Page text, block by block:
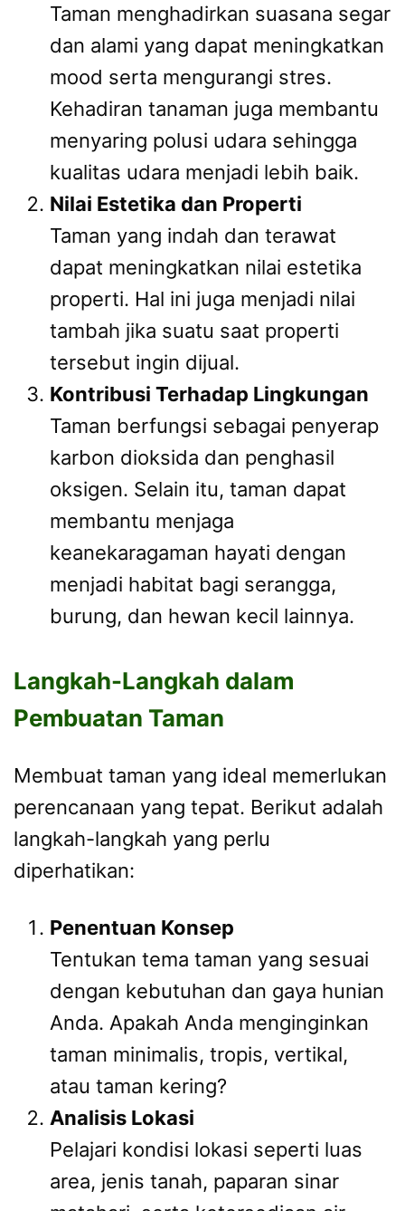
Taman menghadirkan suasana segar
dan alami yang dapat meningkatkan
mood serta mengurangi stres.
Kehadiran tanaman juga membantu
menyaring polusi udara sehingga
kualitas udara menjadi lebih baik.
Nilai Estetika dan Properti
Taman yang indah dan terawat
dapat meningkatkan nilai estetika
properti. Hal ini juga menjadi nilai
tambah jika suatu saat properti
tersebut ingin dijual.
Kontribusi Terhadap Lingkungan
Taman berfungsi sebagai penyerap
karbon dioksida dan penghasil
oksigen. Selain itu, taman dapat
membantu menjaga
keanekaragaman hayati dengan
menjadi habitat bagi serangga,
burung, dan hewan kecil lainnya.
Langkah-Langkah dalam
Pembuatan Taman
Membuat taman yang ideal memerlukan
perencanaan yang tepat. Berikut adalah
langkah-langkah yang perlu
diperhatikan:
Penentuan Konsep
Tentukan tema taman yang sesuai
dengan kebutuhan dan gaya hunian
Anda. Apakah Anda menginginkan
taman minimalis, tropis, vertikal,
atau taman kering?
Analisis Lokasi
Pelajari kondisi lokasi seperti luas
area, jenis tanah, paparan sinar